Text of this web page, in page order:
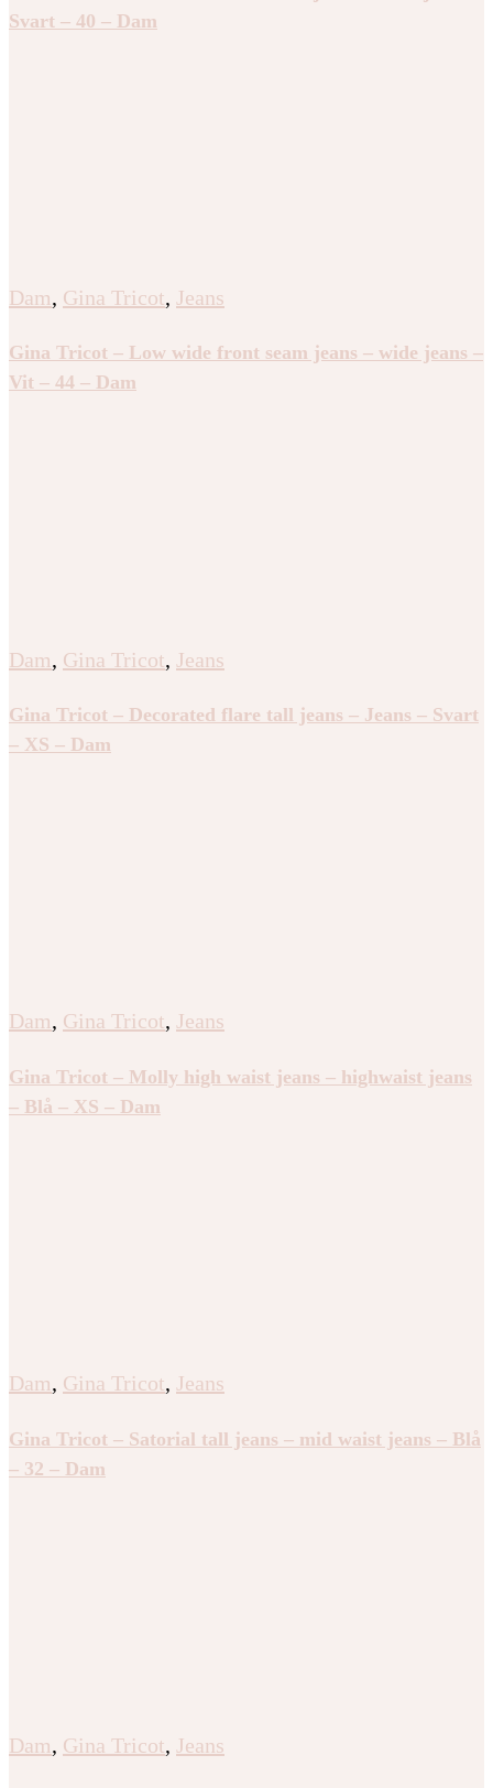
Svart – 40 – Dam
Dam, Gina Tricot, Jeans
Gina Tricot – Low wide front seam jeans – wide jeans –
Vit – 44 – Dam
Dam, Gina Tricot, Jeans
Gina Tricot – Decorated flare tall jeans – Jeans – Svart
– XS – Dam
Dam, Gina Tricot, Jeans
Gina Tricot – Molly high waist jeans – highwaist jeans
– Blå – XS – Dam
Dam, Gina Tricot, Jeans
Gina Tricot – Satorial tall jeans – mid waist jeans – Blå
– 32 – Dam
Dam, Gina Tricot, Jeans